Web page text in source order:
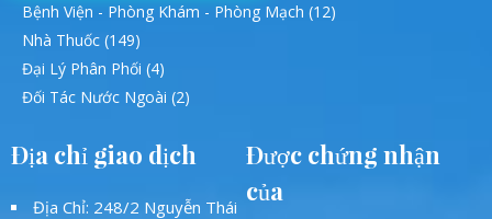
Bệnh Viện - Phòng Khám - Phòng Mạch (12)
Nhà Thuốc (149)
Đại Lý Phân Phối (4)
Đối Tác Nước Ngoài (2)
Địa chỉ giao dịch
Địa Chỉ: 248/2 Nguyễn Thái
Được chứng nhận
của